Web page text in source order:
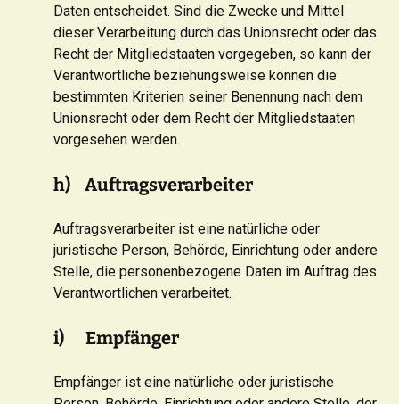
Daten entscheidet. Sind die Zwecke und Mittel
dieser Verarbeitung durch das Unionsrecht oder das
Recht der Mitgliedstaaten vorgegeben, so kann der
Verantwortliche beziehungsweise können die
bestimmten Kriterien seiner Benennung nach dem
Unionsrecht oder dem Recht der Mitgliedstaaten
vorgesehen werden.
h) Auftragsverarbeiter
Auftragsverarbeiter ist eine natürliche oder
juristische Person, Behörde, Einrichtung oder andere
Stelle, die personenbezogene Daten im Auftrag des
Verantwortlichen verarbeitet.
i) Empfänger
Empfänger ist eine natürliche oder juristische